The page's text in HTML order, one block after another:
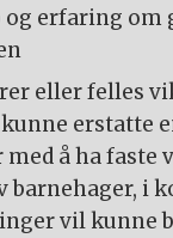
erfaring om
eller felles
erstatte
å ha faste
barnehager, i
vil kunne